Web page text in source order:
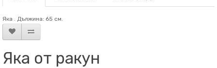
Яка . Дължина: 65 см.
Яка от ракун